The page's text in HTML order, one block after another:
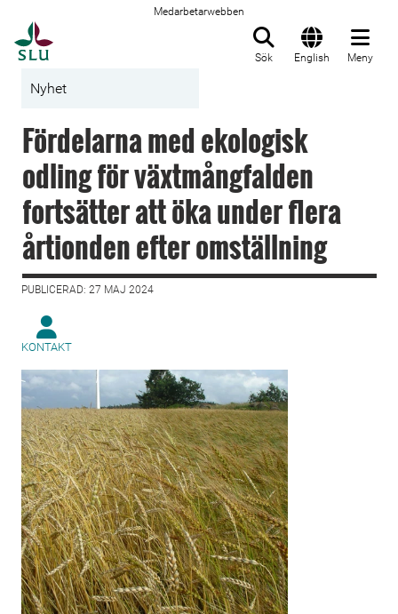
Medarbetarwebben
Sök English Meny
Nyhet
Fördelarna med ekologisk
odling för växtmångfalden
fortsätter att öka under flera
årtionden efter omställning
PUBLICERAD: 27 MAJ 2024
KONTAKT